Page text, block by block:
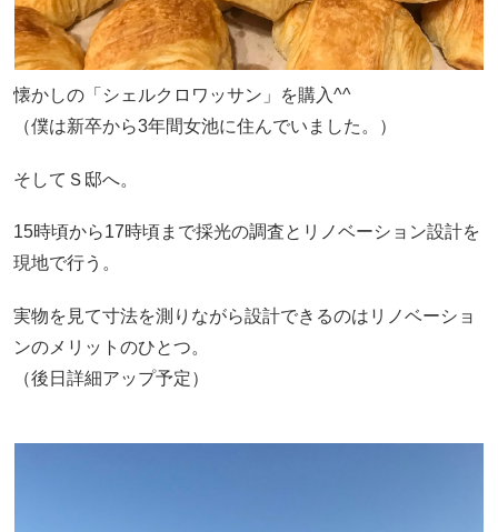
懐かしの「シェルクロワッサン」を購入^^
（僕は新卒から3年間女池に住んでいました。）
そしてＳ邸へ。
15時頃から17時頃まで採光の調査とリノベーション設計を
現地で行う。
実物を見て寸法を測りながら設計できるのはリノベーショ
ンのメリットのひとつ。
（後日詳細アップ予定）